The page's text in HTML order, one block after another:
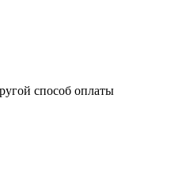
способ оплаты